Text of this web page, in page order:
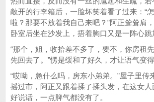
敞开的行李箱后，一脸坏笑着看了过来：“
啦？那要不放着我自己来吧？”阿正耸耸肩
卧室后坐在沙发上，捂着胸口又是一阵心跳
“那个，姐，收拾差不多了，要不，你房租
先回去了。”愣是缓和了好久，才让语气变得
“哎呦，急什么吗，房东小弟弟。”屋子里传
摇过市，阿正又跟着揉了揉头发，在这女人
好说话，一点脾气都没有了。